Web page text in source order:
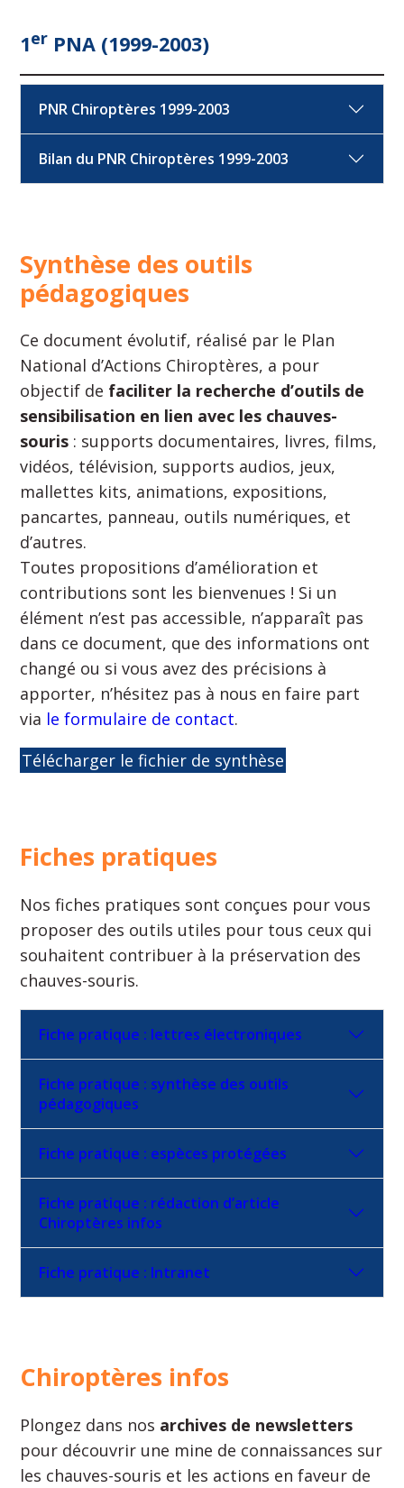
1er PNA (1999-2003)
PNR Chiroptères 1999-2003
Bilan du PNR Chiroptères 1999-2003
Synthèse des outils
pédagogiques
Ce document évolutif, réalisé par le Plan
National d’Actions Chiroptères, a pour
objectif de faciliter la recherche d’outils de
sensibilisation en lien avec les chauves-
souris : supports documentaires, livres, films,
vidéos, télévision, supports audios, jeux,
mallettes kits, animations, expositions,
pancartes, panneau, outils numériques, et
d’autres.
Toutes propositions d’amélioration et
contributions sont les bienvenues ! Si un
élément n’est pas accessible, n’apparaît pas
dans ce document, que des informations ont
changé ou si vous avez des précisions à
apporter, n’hésitez pas à nous en faire part
via le formulaire de contact.
Télécharger le fichier de synthèse
Fiches pratiques
Nos fiches pratiques sont conçues pour vous
proposer des outils utiles pour tous ceux qui
souhaitent contribuer à la préservation des
chauves-souris.
Fiche pratique : lettres électroniques
Fiche pratique : synthèse des outils
pédagogiques
Fiche pratique : espèces protégées
Fiche pratique : rédaction d’article
Chiroptères infos
Fiche pratique : Intranet
Chiroptères infos
Plongez dans nos archives de newsletters
pour découvrir une mine de connaissances sur
les chauves-souris et les actions en faveur de